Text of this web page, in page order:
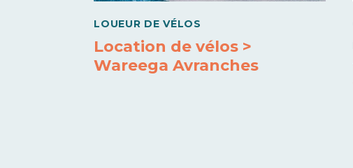
LOUEUR DE VÉLOS
Location de vélos >
Wareega Avranches